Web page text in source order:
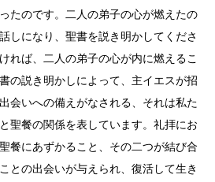
たのです。二人の弟子の心が燃えたの
しになり、聖書を説き明かしてくださ
れば、二人の弟子の心が内に燃えるこ
の説き明かしによって、主イエスが招
会いへの備えがなされる、それは私た
聖餐の関係を表しています。礼拝にお
餐にあずかること、その二つが結び合
との出会いが与えられ、復活して生き